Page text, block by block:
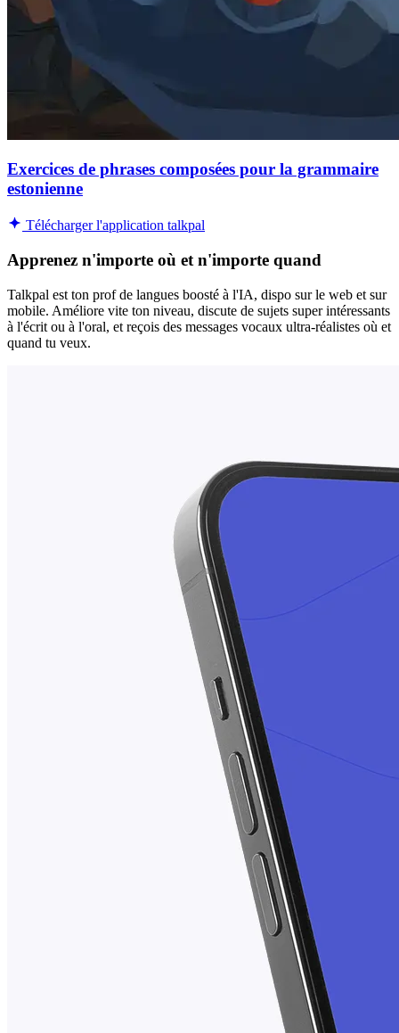
Exercices de phrases composées pour la grammaire
estonienne
Télécharger l'application talkpal
Apprenez n'importe où et n'importe quand
Talkpal est ton prof de langues boosté à l'IA, dispo sur le web et sur
mobile. Améliore vite ton niveau, discute de sujets super intéressants
à l'écrit ou à l'oral, et reçois des messages vocaux ultra-réalistes où et
quand tu veux.